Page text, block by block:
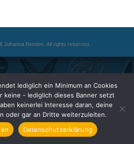
Johanna Benden. All rights reserved.
lediglich ein Minimum an Cookies
keine - lediglich dieses Banner setzt
keinerlei Interesse daran, deine
oder gar an Dritte weiterzuleiten.
Datenschutzerklärung